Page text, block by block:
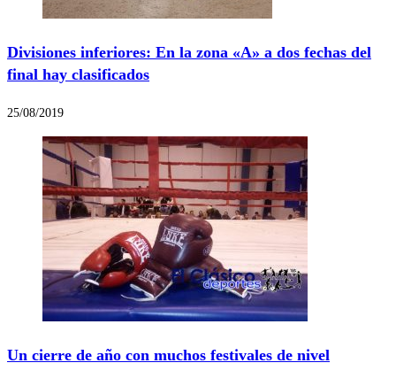
Divisiones inferiores: En la zona «A» a dos fechas del
final hay clasificados
25/08/2019
Un cierre de año con muchos festivales de nivel